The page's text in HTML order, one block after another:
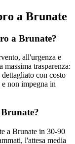
a Brunate
a Brunate?
all'urgenza e
trasparenza:
con costo
non impegna in
a Brunate in 30-90
l'attesa media